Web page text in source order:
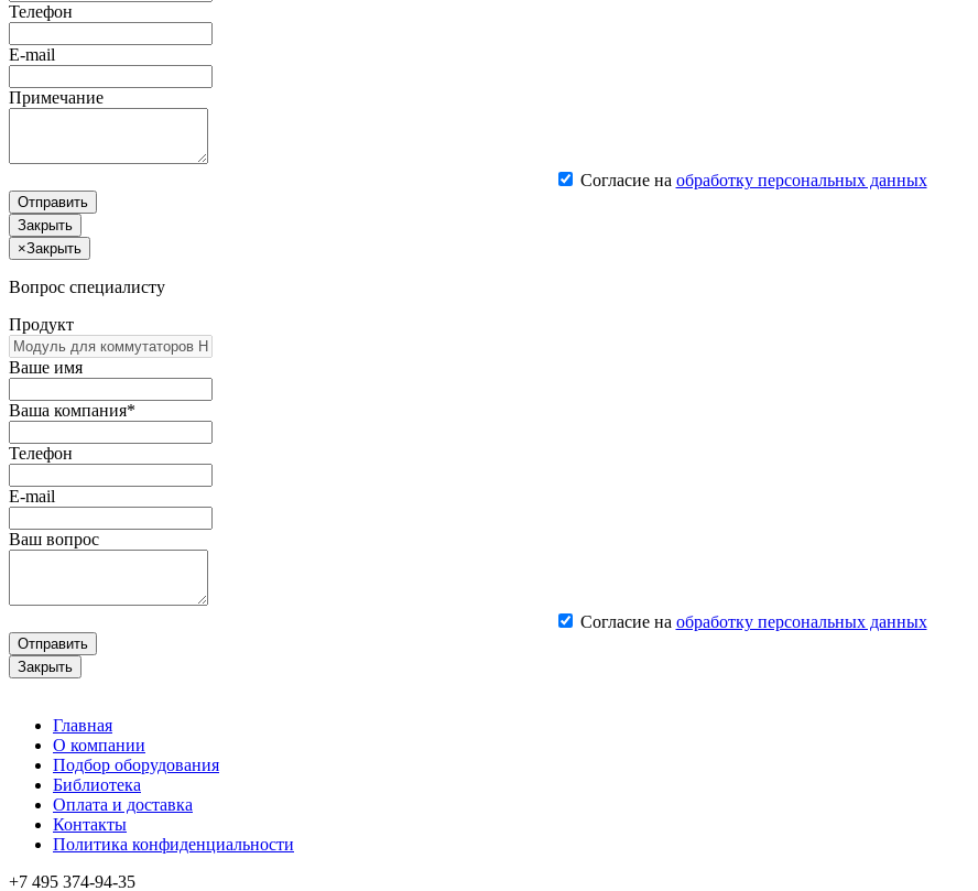
Телефон
E-mail
Примечание
Согласие на обработку персональных данных
Отправить
Закрыть
×Закрыть
Вопрос специалисту
Продукт
Ваше имя
Ваша компания*
Телефон
E-mail
Ваш вопрос
Согласие на обработку персональных данных
Отправить
Закрыть
Главная
О компании
Подбор оборудования
Библиотека
Оплата и доставка
Контакты
Политика конфиденциальности
+7 495 374-94-35